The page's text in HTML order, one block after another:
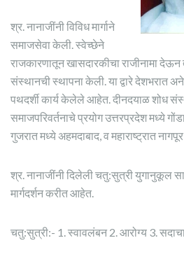
श्र. नानाजींनी विविध मार्गाने
समाजसेवा केली. स्वेच्छेने
राजकारणातून खासदारकीचा राजीनामा देऊन
संस्थानची स्थापना केली. या द्वारे देशभरात
पथदर्शी कार्य केलेले आहेत. दीनदयाळ शोध
समाजपरिवर्तनाचे प्रयोग उत्तरप्रदेश मध्ये
गुजरात मध्ये अहमदाबाद, व महाराष्ट्रात
श्र. नानाजींनी दिलेली चतु:सुत्री युगानुकूल
मार्गदर्शन करीत आहेत.
चतु:सुत्री:- 1. स्वावलंबन 2. आरोग्य 3.